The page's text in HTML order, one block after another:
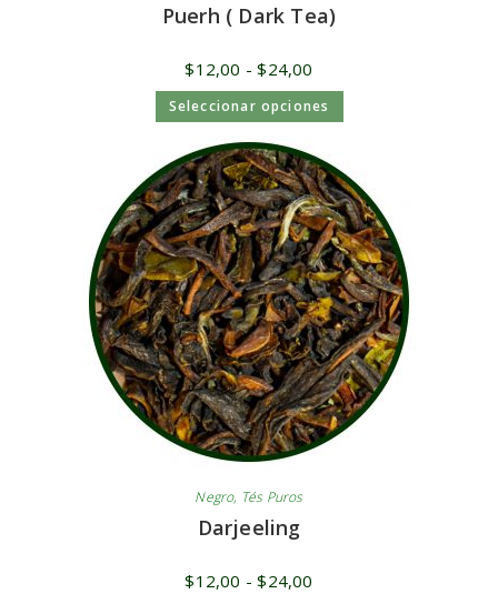
Puerh ( Dark Tea)
$12,00 - $24,00
Seleccionar opciones
Negro, Tés Puros
Darjeeling
$12,00 - $24,00